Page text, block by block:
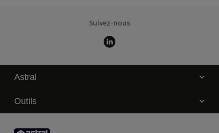
Suivez-nous
Astral
La marque
Service technique
Contact
Outils